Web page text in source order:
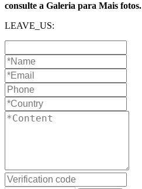
consulte a Galeria para Mais fotos.
LEAVE_US: